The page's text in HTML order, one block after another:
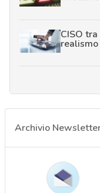
CISO
Archivio